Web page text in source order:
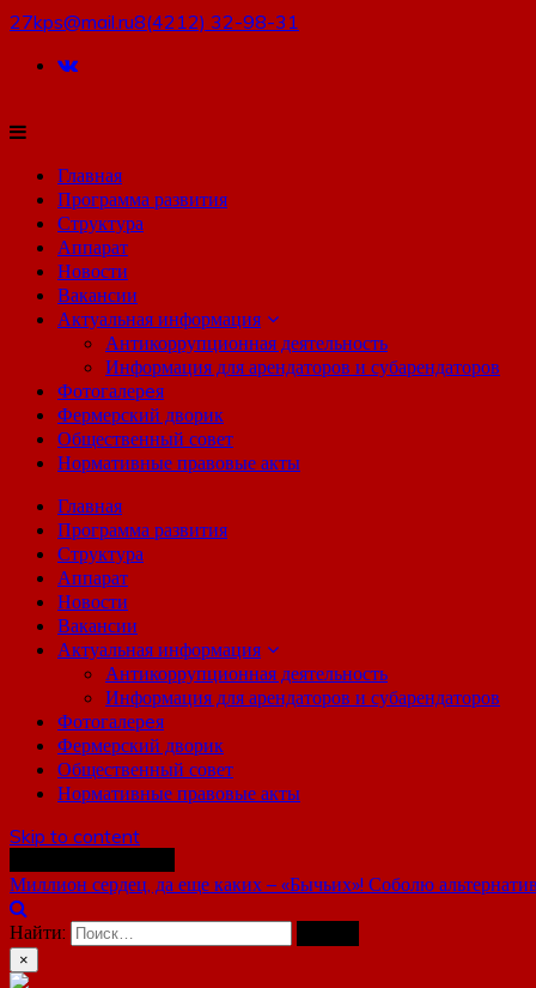
27kps@mail.ru8(4212) 32-98-31
Главная
Программа развития
Структура
Аппарат
Новости
Вакансии
Актуальная информация
Антикоррупционная деятельность
Информация для арендаторов и субарендаторов
Фотогалерeя
Фермерский дворик
Общественный совет
Нормативные правовые акты
Главная
Программа развития
Структура
Аппарат
Новости
Вакансии
Актуальная информация
Антикоррупционная деятельность
Информация для арендаторов и субарендаторов
Фотогалерeя
Фермерский дворик
Общественный совет
Нормативные правовые акты
Skip to content
Миллион сердец, да еще каких – «Бычьих»! Соболю
Найти:
×